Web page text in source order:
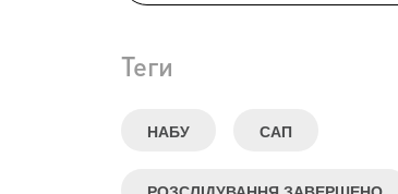
Теги
НАБУ САП